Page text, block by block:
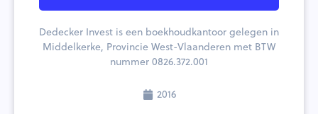
Dedecker Invest is een boekhoudkantoor gelegen in
Middelkerke, Provincie West-Vlaanderen met BTW
nummer 0826.372.001
2016